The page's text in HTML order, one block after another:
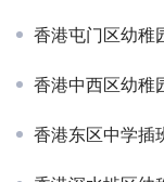
香港屯门区幼稚
香港中西区幼稚
香港东区中学插